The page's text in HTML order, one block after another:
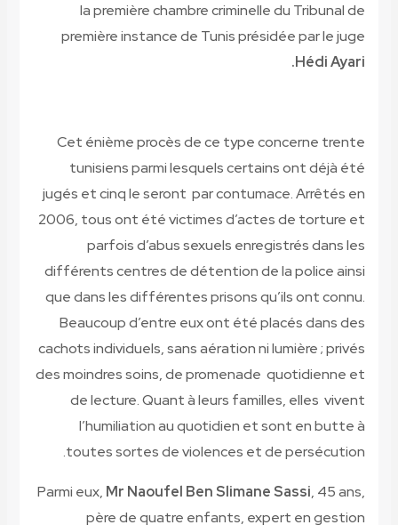
la première chambre criminelle du Tribunal de
première instance de Tunis présidée par le juge
Hédi Ayari.
Cet énième procès de ce type concerne trente
tunisiens parmi lesquels certains ont déjà été
jugés et cinq le seront par contumace. Arrêtés en
2006, tous ont été victimes d’actes de torture et
parfois d’abus sexuels enregistrés dans les
différents centres de détention de la police ainsi
que dans les différentes prisons qu’ils ont connu.
Beaucoup d’entre eux ont été placés dans des
cachots individuels, sans aération ni lumière ; privés
des moindres soins, de promenade quotidienne et
de lecture. Quant à leurs familles, elles vivent
l’humiliation au quotidien et sont en butte à
toutes sortes de violences et de persécution.
Parmi eux, Mr Naoufel Ben Slimane Sassi, 45 ans,
père de quatre enfants, expert en gestion